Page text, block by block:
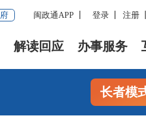
闽政通APP 登录 注册
解读回应 办事服务
长者模